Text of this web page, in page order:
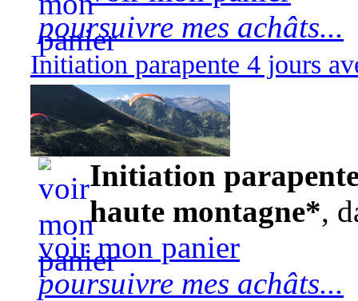
poursuivre mes achâts...
Initiation parapente 4 jours
570,00 euros
Initiation
haute montagne*,
voir mon panier
poursuivre mes achâts...